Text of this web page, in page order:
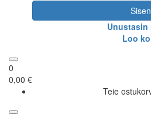
Unustasin
Loo
0
0,00 €
Teie